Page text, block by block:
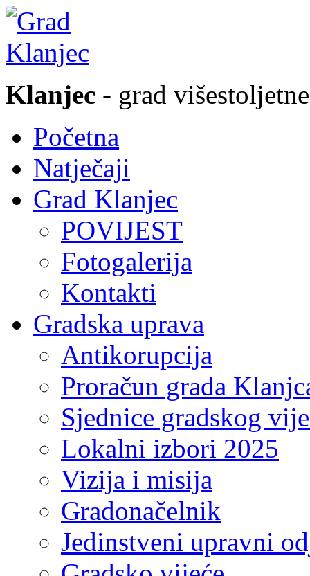
Klanjec - grad
Početna
Natječaji
Grad Klanjec
POVIJEST
Fotogalerija
Kontakti
Gradska uprava
Antikorupcija
Proračun grada
Sjednice gradskog
Lokalni izbori 2025
Vizija i misija
Gradonačelnik
Jedinstveni upravni